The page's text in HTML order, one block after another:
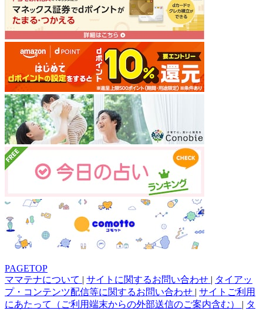
PAGETOP
ママテナについて | サイトに関するお問い合わせ | タイアッ
プ・コンテンツ配信等に関するお問い合わせ | サイトご利用
にあたって（ご利用端末からの外部送信のご案内含む） | タ